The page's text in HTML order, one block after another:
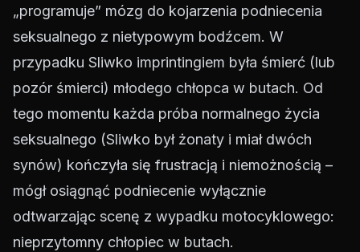
„programuje” mózg do kojarzenia podniecenia
seksualnego z nietypowym bodźcem. W
przypadku Sliwko imprintingiem była śmierć (lub
pozór śmierci) młodego chłopca w butach. Od
tego momentu każda próba normalnego życia
seksualnego (Sliwko był żonaty i miał dwóch
synów) kończyła się frustracją i niemożnością –
mógł osiągnąć podniecenie wyłącznie
odtwarzając scenę z wypadku motocyklowego:
nieprzytomny chłopiec w butach.